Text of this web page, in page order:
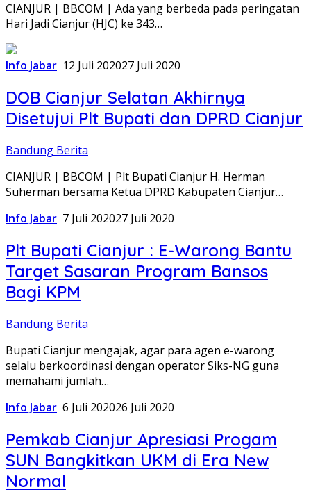
CIANJUR | BBCOM | Ada yang berbeda pada peringatan
Hari Jadi Cianjur (HJC) ke 343…
Info Jabar 12 Juli 202027 Juli 2020
DOB Cianjur Selatan Akhirnya
Disetujui Plt Bupati dan DPRD Cianjur
Bandung Berita
CIANJUR | BBCOM | Plt Bupati Cianjur H. Herman
Suherman bersama Ketua DPRD Kabupaten Cianjur…
Info Jabar 7 Juli 202027 Juli 2020
Plt Bupati Cianjur : E-Warong Bantu
Target Sasaran Program Bansos
Bagi KPM
Bandung Berita
Bupati Cianjur mengajak, agar para agen e-warong
selalu berkoordinasi dengan operator Siks-NG guna
memahami jumlah…
Info Jabar 6 Juli 202026 Juli 2020
Pemkab Cianjur Apresiasi Progam
SUN Bangkitkan UKM di Era New
Normal